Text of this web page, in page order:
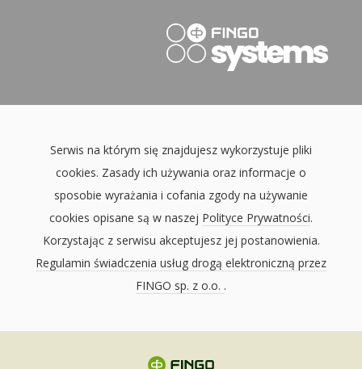
Serwis na którym się znajdujesz wykorzystuje pliki
cookies. Zasady ich używania oraz informacje o
sposobie wyrażania i cofania zgody na używanie
cookies opisane są w naszej Polityce Prywatności.
Korzystając z serwisu akceptujesz jej postanowienia.
Regulamin świadczenia usług drogą elektroniczną przez
FINGO sp. z o.o. .